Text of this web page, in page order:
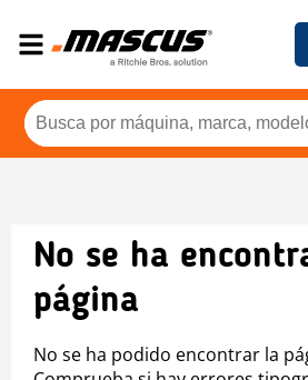
No se ha
página
No se ha podido encontrar la